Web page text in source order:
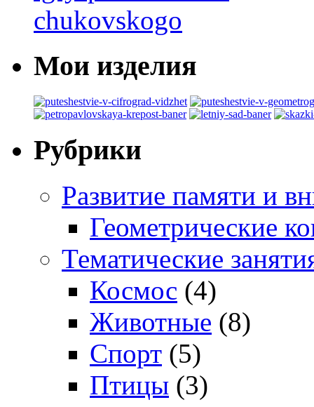
Мои изделия
Рубрики
Развитие памяти и
Геометрические
Тематические
Космос (4)
Животные (8)
Спорт (5)
Птицы (3)